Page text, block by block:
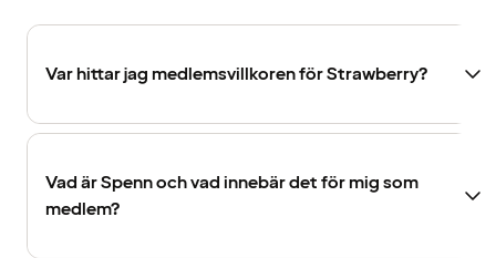
Var hittar jag medlemsvillkoren för Strawberry?
Vad är Spenn och vad innebär det för mig som
medlem?